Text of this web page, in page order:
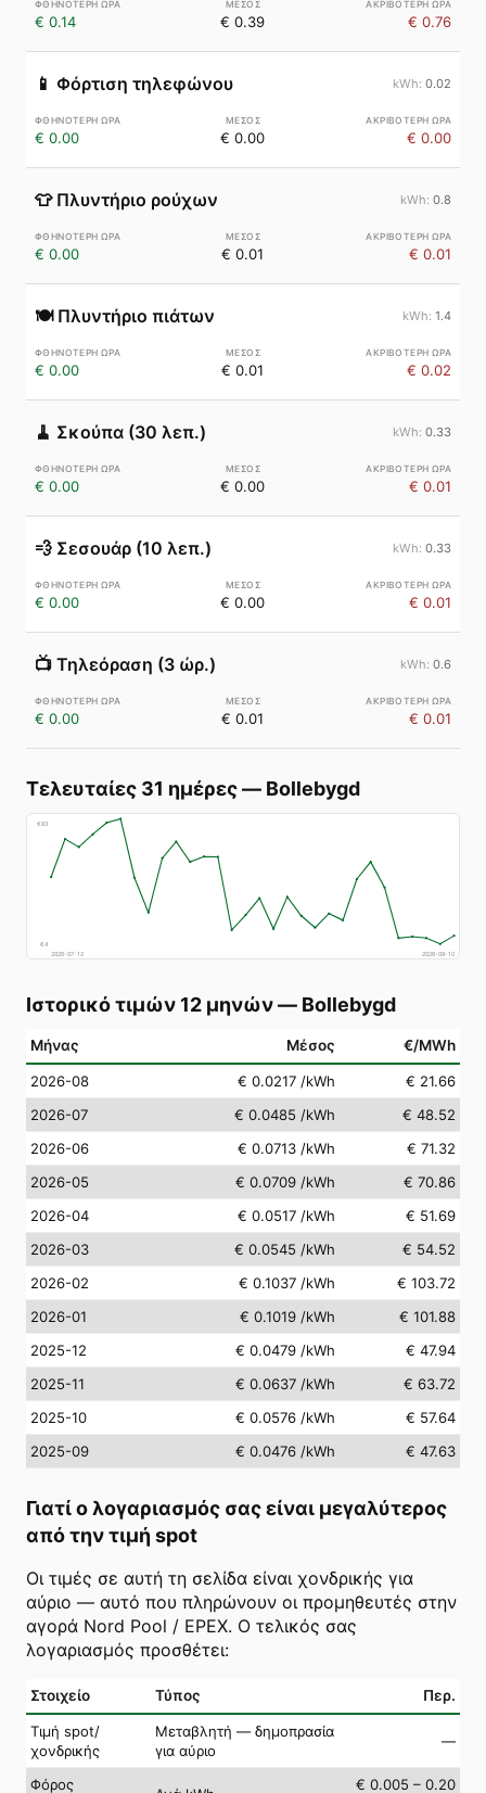
€ 0.14 € 0.39 € 0.76
📱 Φόρτιση τηλεφώνου 0.02
€ 0.00 € 0.00 € 0.00
👕 Πλυντήριο ρούχων 0.8
€ 0.00 € 0.01 € 0.01
🍽️ Πλυντήριο πιάτων 1.4
€ 0.00 € 0.01 € 0.02
🧹 Σκούπα (30 λεπ.) 0.33
€ 0.00 € 0.00 € 0.01
💨 Σεσουάρ (10 λεπ.) 0.33
€ 0.00 € 0.00 € 0.01
📺 Τηλεόραση (3 ώρ.) 0.6
€ 0.00 € 0.01 € 0.01
Τελευταίες 31 ημέρες— Bollebygd
€83
€4
2026-07-12
2026-08-10
Ιστορικό τιμών 12 μηνών— Bollebygd
Μήνας Μέσος €/MWh
2026-08 € 0.0217 /kWh
€ 21.66
2026-07
€ 0.0485 /kWh
€ 48.52
2026-06
€ 0.0713 /kWh
€ 71.32
2026-05
€ 0.0709 /kWh
€ 70.86
2026-04
€ 0.0517 /kWh
€ 51.69
2026-03
€ 0.0545 /kWh
€ 54.52
2026-02
€ 0.1037 /kWh
€ 103.72
2026-01
€ 0.1019 /kWh
€ 101.88
2025-12
€ 0.0479 /kWh
€ 47.94
2025-11
€ 0.0637 /kWh
€ 63.72
2025-10
€ 0.0576 /kWh
€ 57.64
2025-09
€ 0.0476 /kWh € 47.63
Γιατί ο λογαριασμός σας είναι μεγαλύτερος
από την τιμή spot
Οι τιμές σε αυτή τη σελίδα είναι χονδρικής για
αύριο — αυτό που πληρώνουν οι προμηθευτές στην
αγορά Nord Pool / EPEX. Ο τελικός σας
λογαριασμός προσθέτει:
Στοιχείο Τύπος Περ.
Τιμή spot/
χονδρικής
Μεταβλητή — δημοπρασία
για αύριο
—
Φόρος
€ 0.005 – 0.20